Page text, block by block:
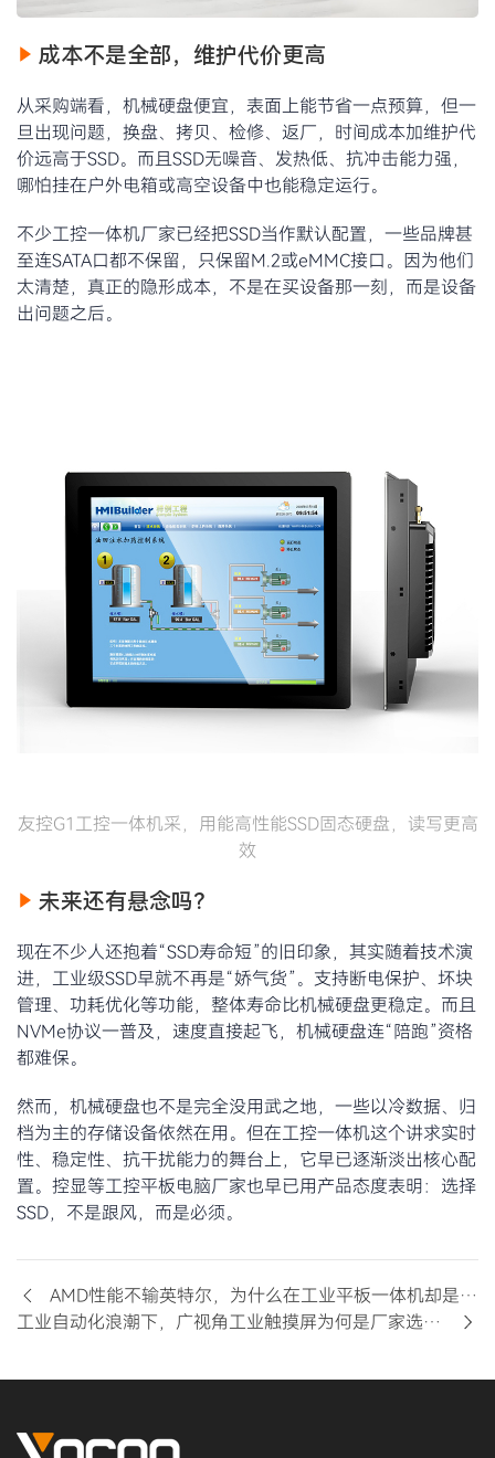
成本不是全部，维护代价更高
从采购端看，机械硬盘便宜，表面上能节省一点预算，但一
旦出现问题，换盘、拷贝、检修、返厂，时间成本加维护代
价远高于SSD。而且SSD无噪音、发热低、抗冲击能力强，
哪怕挂在户外电箱或高空设备中也能稳定运行。
不少工控一体机厂家已经把SSD当作默认配置，一些品牌甚
至连SATA口都不保留，只保留M.2或eMMC接口。因为他们
太清楚，真正的隐形成本，不是在买设备那一刻，而是设备
出问题之后。
友控G1工控一体机采，用能高性能SSD固态硬盘，读写更高
效
未来还有悬念吗？
现在不少人还抱着“SSD寿命短”的旧印象，其实随着技术演
进，工业级SSD早就不再是“娇气货”。支持断电保护、坏块
管理、功耗优化等功能，整体寿命比机械硬盘更稳定。而且
NVMe协议一普及，速度直接起飞，机械硬盘连“陪跑”资格
都难保。
然而，机械硬盘也不是完全没用武之地，一些以冷数据、归
档为主的存储设备依然在用。但在工控一体机这个讲求实时
性、稳定性、抗干扰能力的舞台上，它早已逐渐淡出核心配
置。控显等工控平板电脑厂家也早已用产品态度表明：选择
SSD，不是跟风，而是必须。
AMD性能不输英特尔，为什么在工业平板一体机却是“水土不服”？
工业自动化浪潮下，广视角工业触摸屏为何是厂家选型的“香饽饽”？